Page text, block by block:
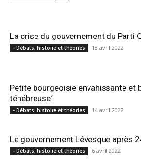
La crise du gouvernement du Parti
- Débats, histoire et théories 18 avril 2022
Petite bourgeoisie envahissante et
ténébreuse1
- Débats, histoire et théories 14 avril 2022
Le gouvernement Lévesque après
- Débats, histoire et théories 6 avril 2022